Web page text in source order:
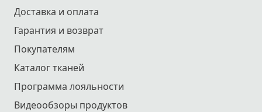
Доставка и оплата
Гарантия и возврат
Покупателям
Каталог тканей
Программа лояльности
Видеообзоры продуктов